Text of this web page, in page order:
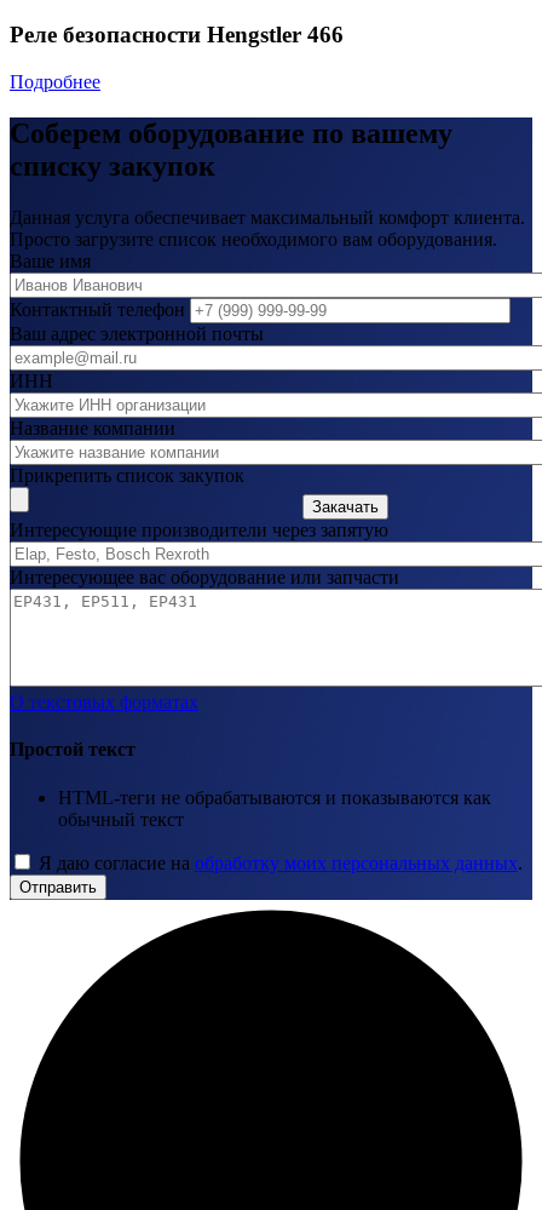
Реле безопасности Hengstler 466
Подробнее
Соберем оборудование по вашему
списку закупок
Данная услуга обеспечивает максимальный комфорт клиента.
Просто загрузите список необходимого вам оборудования.
Ваше имя
Контактный телефон
Ваш адрес электронной почты
ИНН
Название компании
Прикрепить список закупок
Закачать
Интересующие производители через запятую
Интересующее вас оборудование или запчасти
О текстовых форматах
Простой текст
HTML-теги не обрабатываются и показываются как
обычный текст
Я даю согласие на обработку моих персональных данных.
Отправить